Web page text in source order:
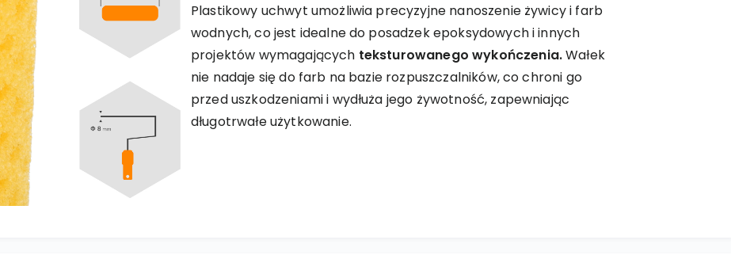
Plastikowy uchwyt umożliwia precyzyjne nanoszenie żywicy i farb
wodnych, co jest idealne do posadzek epoksydowych i innych
projektów wymagających teksturowanego wykończenia.Wałek
nie nadaje się do farb na bazie rozpuszczalników, co chroni go
przed uszkodzeniami i wydłuża jego żywotność, zapewniając
długotrwałe użytkowanie.